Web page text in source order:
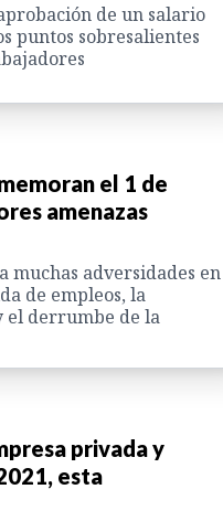
de un salario
puntos sobresalientes
el 1 de
amenazas
muchas adversidades en
de empleos, la
el derrumbe de la
privada y
esta